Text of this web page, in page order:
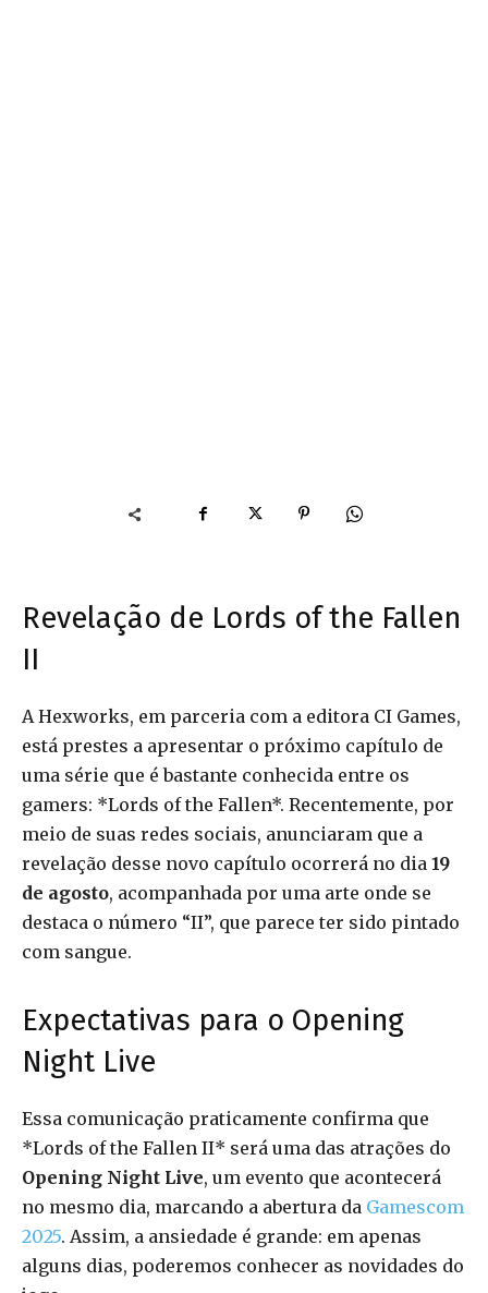
Revelação de Lords of the Fallen
II
A Hexworks, em parceria com a editora CI Games,
está prestes a apresentar o próximo capítulo de
uma série que é bastante conhecida entre os
gamers: *Lords of the Fallen*. Recentemente, por
meio de suas redes sociais, anunciaram que a
revelação desse novo capítulo ocorrerá no dia 19
de agosto, acompanhada por uma arte onde se
destaca o número “II”, que parece ter sido pintado
com sangue.
Expectativas para o Opening
Night Live
Essa comunicação praticamente confirma que
*Lords of the Fallen II* será uma das atrações do
Opening Night Live, um evento que acontecerá
no mesmo dia, marcando a abertura da Gamescom
2025. Assim, a ansiedade é grande: em apenas
alguns dias, poderemos conhecer as novidades do